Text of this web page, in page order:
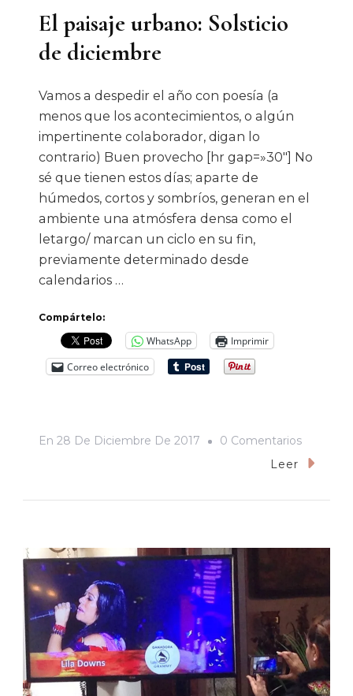
El paisaje urbano: Solsticio
de diciembre
Vamos a despedir el año con poesía (a
menos que los acontecimientos, o algún
impertinente colaborador, digan lo
contrario) Buen provecho [hr gap=»30″] No
sé que tienen estos días; aparte de
húmedos, cortos y sombríos, generan en el
ambiente una atmósfera densa como el
letargo/ marcan un ciclo en su fin,
previamente determinado desde
calendarios …
Compártelo:
WhatsApp
Imprimir
Correo electrónico
En 28 De Diciembre De 2017 0 ComentariosEn
El
Leer